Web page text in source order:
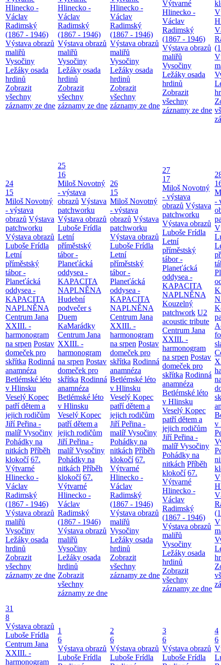
Hlinecko -
Václav
Radimský
(1867 - 1946)
Výstava obrazů
maliřů
Vysočiny
Ležáky osada
hrdinů
Zobrazit
všechny
záznamy ze dne
Hlinecko -
Václav
Radimský
(1867 - 1946)
Výstava obrazů
maliřů
Vysočiny
Ležáky osada
hrdinů
Zobrazit
všechny
záznamy ze dne
Hlinecko -
Václav
Radimský
(1867 - 1946)
Výstava obrazů
maliřů
Vysočiny
Ležáky osada
hrdinů
Zobrazit
všechny
záznamy ze dne
Výtvarné
Hlinecko -
Václav
Radimský
(1867 - 1946)
Výstava obrazů
maliřů
Vysočiny
Ležáky osada
hrdinů
Zobrazit
všechny
záznamy ze dne
24
15
Miloš Novotný
- výstava
obrazů Výstava
patchworku
Výstava obrazů
Luboše Frídla
Letní
příměstský
tábor -
Planeťácká
oddysea -
KAPACITA
NAPLNĚNA
Centrum Jana
XXIII. -
harmonogram
na srpen Postav
domeček pro
skřítka Rodinná
anamnéza
Betlémské léto
v Hlinsku
Veselý Kopec
patří dětem a
jejich rodičům
Jiří Peřina -
malíř Vysočiny
Pohádky na
nitkách Příběh
klokočí 67.
Výtvarné
Hlinecko -
Václav
Radimský
(1867 - 1946)
Výstava obrazů
maliřů
Vysočiny
Ležáky osada
hrdinů
Zobrazit
všechny
záznamy ze dne
25
16
Miloš Novotný
- výstava
obrazů Výstava
patchworku
Výstava obrazů
Luboše Frídla
Letní
příměstský
tábor -
Planeťácká
oddysea -
KAPACITA
NAPLNĚNA
Hudební
podvečer s
Duem
KaMarádky
Centrum Jana
XXIII. -
harmonogram
na srpen Postav
domeček pro
skřítka Rodinná
anamnéza
Betlémské léto
v Hlinsku
Veselý Kopec
patří dětem a
jejich rodičům
Jiří Peřina -
malíř Vysočiny
Pohádky na
nitkách Příběh
klokočí 67.
Výtvarné
Hlinecko -
Václav
Radimský
(1867 - 1946)
Výstava obrazů
maliřů
Vysočiny
Ležáky osada
hrdinů
Zobrazit
všechny
záznamy ze dne
26
15
Miloš Novotný
- výstava
obrazů Výstava
patchworku
Výstava obrazů
Luboše Frídla
Letní
příměstský
tábor -
Planeťácká
oddysea -
KAPACITA
NAPLNĚNA
Centrum Jana
XXIII. -
harmonogram
na srpen Postav
domeček pro
skřítka Rodinná
anamnéza
Betlémské léto
v Hlinsku
Veselý Kopec
patří dětem a
jejich rodičům
Jiří Peřina -
malíř Vysočiny
Pohádky na
nitkách Příběh
klokočí 67.
Výtvarné
Hlinecko -
Václav
Radimský
(1867 - 1946)
Výstava obrazů
maliřů
Vysočiny
Ležáky osada
hrdinů
Zobrazit
všechny
záznamy ze dne
27
17
Miloš Novotný
- výstava
obrazů Výstava
patchworku
Výstava obrazů
Luboše Frídla
Letní
příměstský
tábor -
Planeťácká
oddysea -
KAPACITA
NAPLNĚNA
Kouzelný
patchwork U2
acoustic tribute
Centrum Jana
XXIII. -
harmonogram
na srpen Postav
domeček pro
skřítka Rodinná
anamnéza
Betlémské léto
v Hlinsku
Veselý Kopec
patří dětem a
jejich rodičům
Jiří Peřina -
malíř Vysočiny
Pohádky na
nitkách Příběh
klokočí 67.
Výtvarné
Hlinecko -
Václav
Radimský
(1867 - 1946)
Výstava obrazů
maliřů
Vysočiny
Ležáky osada
hrdinů
Zobrazit
všechny
záznamy ze dne
-
v
31
8
Výstava obrazů
Luboše Frídla
Centrum Jana
XXIII. -
harmonogram
1
6
Výstava obrazů
Luboše Frídla
2
6
Výstava obrazů
Luboše Frídla
3
6
Výstava obrazů
Luboše Frídla
4
6